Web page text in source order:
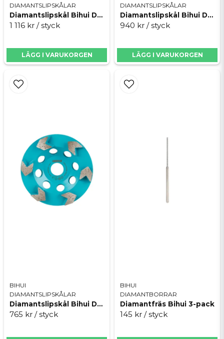
DIAMANTSLIPSKÅLAR
Diamantslipskål Bihui DCWG5 125
1 116 kr / styck
LÄGG I VARUKORGEN
DIAMANTSLIPSKÅLAR
Diamantslipskål Bihui DCWF5 125
940 kr / styck
LÄGG I VARUKORGEN
BIHUI
DIAMANTSLIPSKÅLAR
Diamantslipskål Bihui DCWA5 125
765 kr / styck
BIHUI
DIAMANTBORRAR
Diamantfräs Bihui 3-pack
145 kr / styck